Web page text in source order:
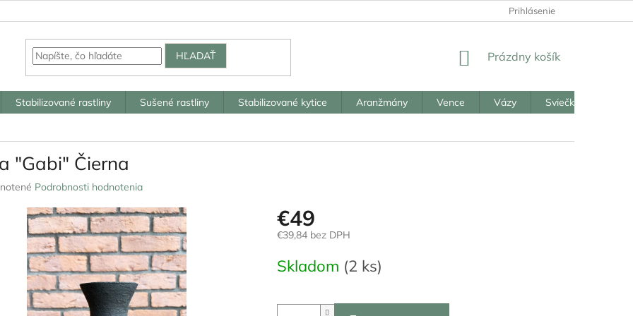
Prihlásenie
HĽADAŤ
NÁKUPNÝ
Prázdny košík
Stabilizované rastliny Sušené rastliny Stabilizované kytice Aranžmány Vence Vázy Sviečky
"Gabi" Čierna
Podrobnosti hodnotenia
€49
€39,84 bez DPH
cena:
Skladom (2 ks)